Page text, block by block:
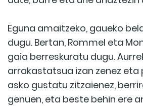
Eguna amaitzeko, gaueko
dugu. Bertan, Rommel eta
gaia berreskuratu dugu.
arrakastatsua izan zenez
asko gustatu zitzaienez,
genuen, eta beste behin ere